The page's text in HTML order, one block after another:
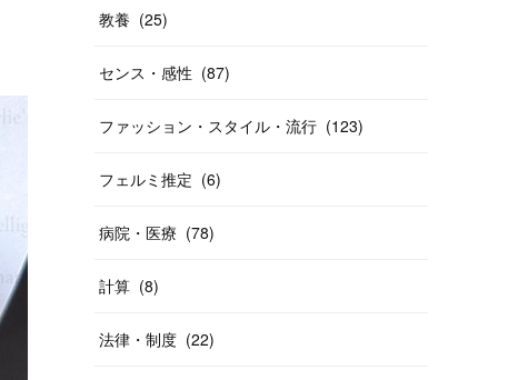
教養 (25)
センス・感性 (87)
ファッション・スタイル・流行 (123)
フェルミ推定 (6)
病院・医療 (78)
計算 (8)
法律・制度 (22)